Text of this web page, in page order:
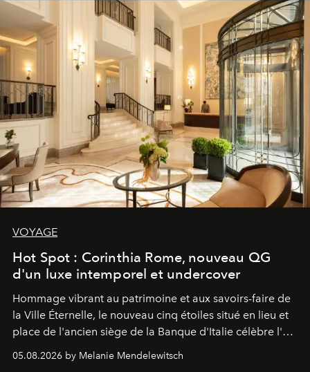
VOYAGE
Hot Spot : Corinthia Rome, nouveau QG
d'un luxe intemporel et undercover
Hommage vibrant au patrimoine et aux savoirs-faire de
la Ville Éternelle, le nouveau cinq étoiles situé en lieu et
place de l'ancien siège de la Banque d'Italie célèbre l'art
05.08.2026 by Melanie Mendelewitsch